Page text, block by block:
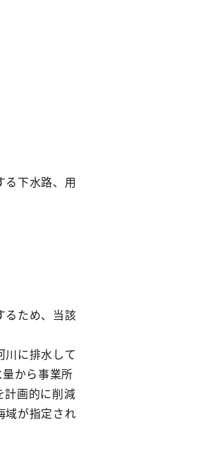
る下水路、用
るため、当該
川に排水して
から事業所
計画的に削減
域が指定され